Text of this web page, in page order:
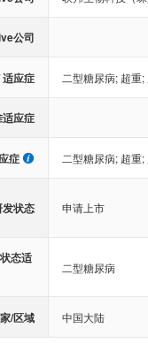
公司
应症 二型糖尿病; 超重;
应症
症 二型糖尿病; 超重;
状态 申请上市
态适
二型糖尿病
/区域 中国大陆